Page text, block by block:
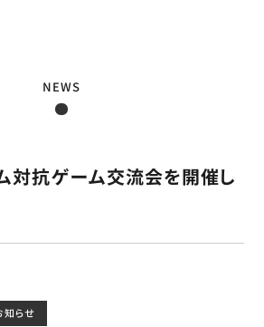
抗ゲーム交流会を開催し
NEWS
知らせ